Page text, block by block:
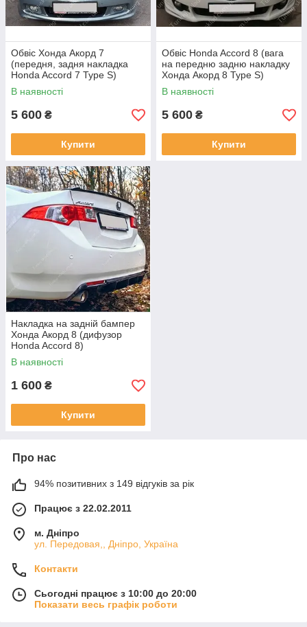
Обвіс Хонда Акорд 7
(передня, задня накладка
Honda Accord 7 Type S)
В наявності
5 600 ₴
Купити
Обвіс Honda Accord 8 (вага
на передню задню накладку
Хонда Акорд 8 Type S)
В наявності
5 600 ₴
Купити
Накладка на задній бампер
Хонда Акорд 8 (дифузор
Honda Accord 8)
В наявності
1 600 ₴
Купити
Про нас
94% позитивних з 149 відгуків за рік
Працює з 22.02.2011
м. Дніпро
ул. Передовая,, Дніпро, Україна
Контакти
Сьогодні працює з 10:00 до 20:00
Показати весь графік роботи